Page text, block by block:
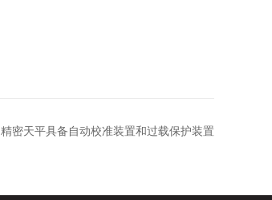
精密天平具备自动校准装置和过载保护装置